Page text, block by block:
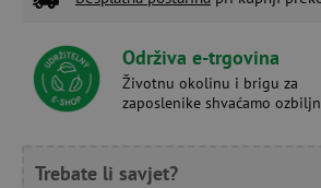
Održiva e-trgovina
Životnu okolinu i brigu za
zaposlenike shvaćamo
Trebate li savjet?